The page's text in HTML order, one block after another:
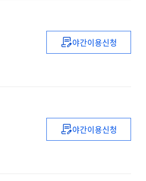
예수님
야간이용신청
크리스챤의
야간이용신청